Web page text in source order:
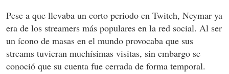
Pese a que llevaba un corto periodo en Twitch, Neymar ya
era de los streamers más populares en la red social. Al ser
un ícono de masas en el mundo provocaba que sus
streams tuvieran muchísimas visitas, sin embargo se
conoció que su cuenta fue cerrada de forma temporal.